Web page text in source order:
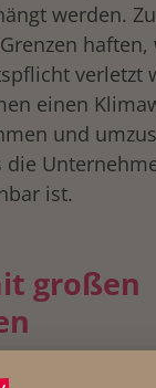
werden.
haften,
verletzt
einen
und
die
ist.
großen
zu